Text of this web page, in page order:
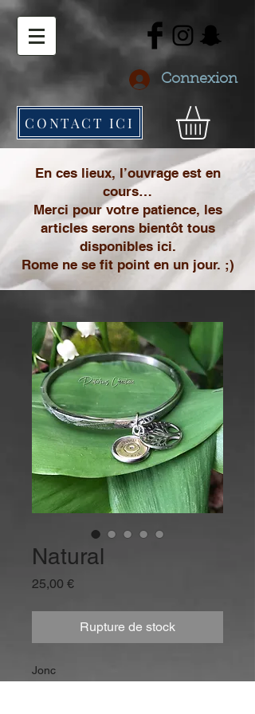
Connexion
CONTACT ICI
En ces lieux, l’ouvrage est en
cours…
Merci pour votre patience, les
articles serons bientôt tous
disponibles ici.
Rome ne se fit point en un jour. ;)
Natural
25,00 €Prix
Rupture de stock
Jonc